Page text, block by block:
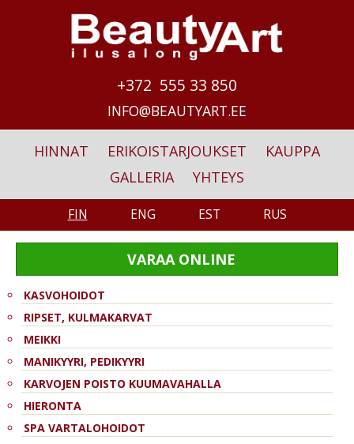
+372 555 33 850
INFO@BEAUTYART.EE
HINNAT ERIKOISTARJOUKSET
KAUPPA
GALLERIA
YHTEYS
FIN ENG EST RUS
VARAA ONLINE
KASVOHOIDOT
RIPSET, KULMAKARVAT
MEIKKI
MANIKYYRI, PEDIKYYRI
KARVOJEN POISTO KUUMAVAHALLA
HIERONTA
SPA VARTALOHOIDOT